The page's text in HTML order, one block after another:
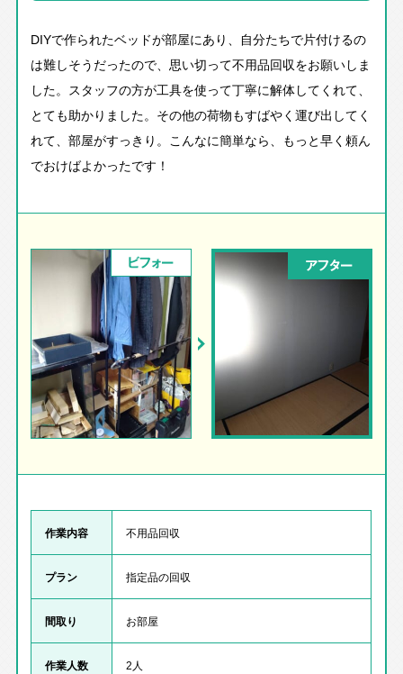
DIYで作られたベッドが部屋にあり、自分たちで片付けるの
は難しそうだったので、思い切って不用品回収をお願いしま
した。スタッフの方が工具を使って丁寧に解体してくれて、
とても助かりました。その他の荷物もすばやく運び出してく
れて、部屋がすっきり。こんなに簡単なら、もっと早く頼ん
でおけばよかったです！
ビフォー アフター
作業内容 不用品回収
プラン 指定品の回収
間取り お部屋
作業人数 2人